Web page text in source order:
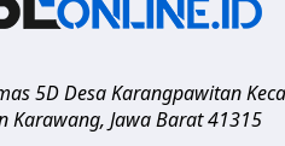
5D Desa Karangpawitan
Karawang, Jawa Barat41315